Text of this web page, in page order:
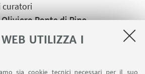
UTILIZZA I
sia cookie tecnici necessari per il suo
curatori
Oliviero Ponte di Pino,
nazionale SLC-CGIL)